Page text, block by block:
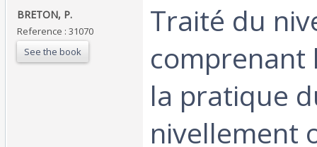
‎BRETON, P.‎
Reference : 31070
See the book
‎Traité du
comprenant
la pratique
nivellement